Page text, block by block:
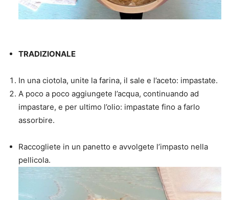
TRADIZIONALE
In una ciotola, unite la farina, il sale e l’aceto: impastate.
A poco a poco aggiungete l’acqua, continuando ad
impastare, e per ultimo l’olio: impastate fino a farlo
assorbire.
Raccogliete in un panetto e avvolgete l’impasto nella
pellicola.